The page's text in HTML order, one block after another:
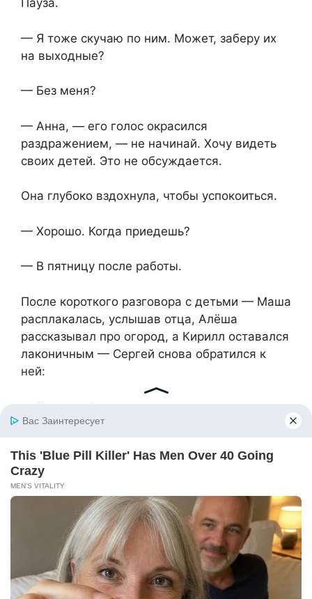
Пауза.
— Я тоже скучаю по ним. Может, заберу их
на выходные?
— Без меня?
— Анна, — его голос окрасился
раздражением, — не начинай. Хочу видеть
своих детей. Это не обсуждается.
Она глубоко вздохнула, чтобы успокоиться.
— Хорошо. Когда приедешь?
— В пятницу после работы.
После короткого разговора с детьми — Маша
расплакалась, услышав отца, Алёша
рассказывал про огород, а Кирилл оставался
лаконичным — Сергей снова обратился к
ней:
Предлагает вам переехать туда. Ближе к
Анна почувствовала, как внутри закипает
гнев.
— То есть ты сначала выгнал нас из
квартиры, а теперь предлагаешь
благотворительность от своей матери? —
тихо спросила она. — Спасибо, но нам здесь